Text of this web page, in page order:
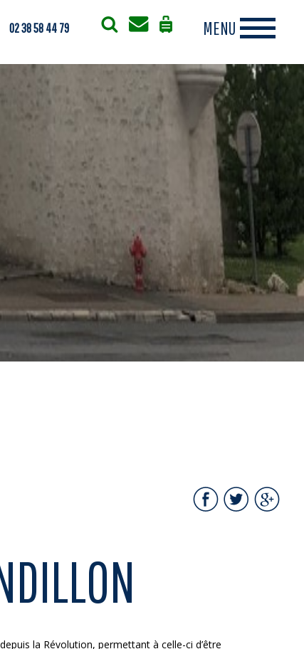
02 38 58 44 79
la Révolution, permettant à celle-ci d’être